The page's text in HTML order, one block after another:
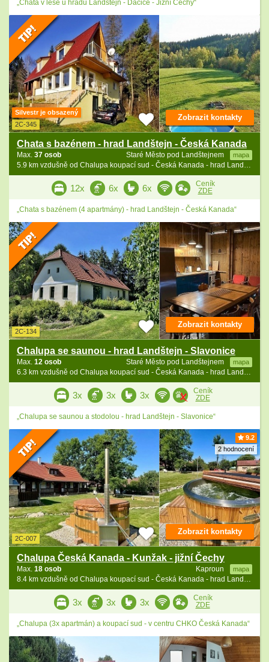
„Chata v lese u hradu Landštejn - Dačice - Jižní Čechy“
Silvestr je obsazený
2C-345
Chata s bazénem - hrad Landštejn - Česká Kanada
Staré Město pod Landštejnem mapa
Max. 37 osob
5.9 km vzdušně od Chalupa koupací sud - Česká Kanada - hrad Landštejn
Zobrazit kontakty
12x 6x 6x
Ceník
ZDE
„Chata s bazénem (4 apartmány) - hrad Landštejn - Česká Kanada“
2C-134
Chalupa se saunou - hrad Landštejn - Slavonice
Staré Město pod Landštejnem mapa
Max. 12 osob
6.3 km vzdušně od Chalupa koupací sud - Česká Kanada - hrad Landštejn
Zobrazit kontakty
3x 3x 3x
Ceník
ZDE
„Chalupa se saunou a stodolou - hrad Landštejn - Slavonice“
9.2
2 hodnocení
2C-007
Chalupa Česká Kanada - Kunžak - jižní Čechy
Kaproun mapa
Max. 18 osob
8.4 km vzdušně od Chalupa koupací sud - Česká Kanada - hrad Landštejn
Zobrazit kontakty
3x 3x 3x
Ceník
ZDE
„Chalupa (3x apartmán) a koupací sud - v centru CHKO Česká Kanada“